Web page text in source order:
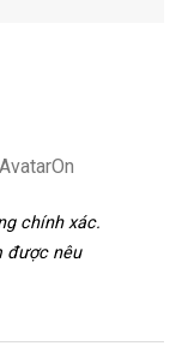
chính xác.
được nêu